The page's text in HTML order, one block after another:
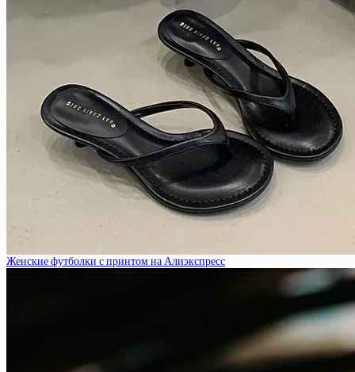
Женские футболки с принтом на Алиэкспресс